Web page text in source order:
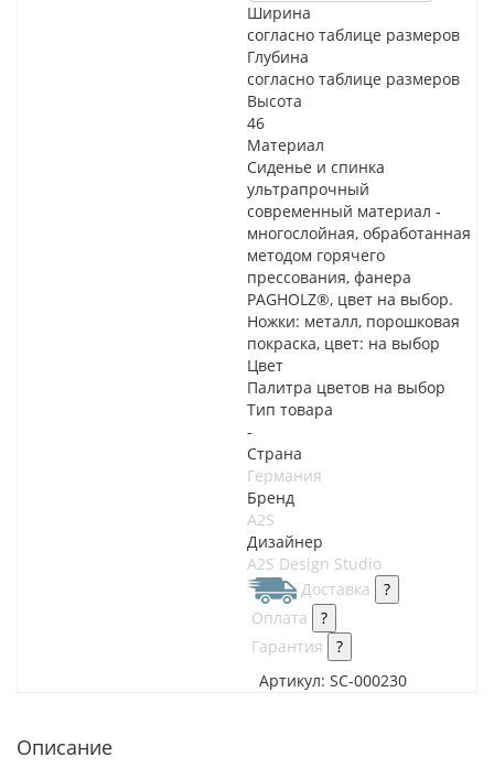
Ширина
согласно таблице размеров
Глубина
согласно таблице размеров
Высота
46
Материал
Сиденье и спинка
ультрапрочный
современный материал -
многослойная, обработанная
методом горячего
прессования, фанера
PAGHOLZ®, цвет на выбор.
Ножки: металл, порошковая
покраска, цвет: на выбор
Цвет
Палитра цветов на выбор
Тип товара
-
Страна
Германия
Бренд
A2S
Дизайнер
A2S Design Studio
Доставка
?
Оплата
?
Гарантия
?
Артикул: SC-000230
Описание